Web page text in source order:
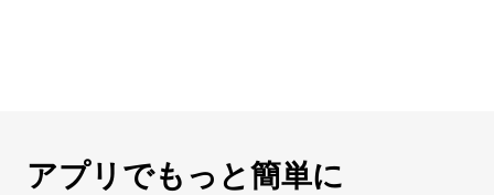
アプリでもっと簡単に